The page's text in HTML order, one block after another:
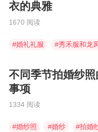
衣的典雅
1670 阅读
#婚礼礼服 #秀禾服和龙
不同季节拍婚纱
事项
1334 阅读
#婚纱照 #婚纱 #拍婚